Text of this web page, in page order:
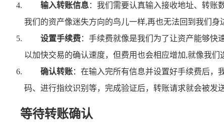
输入转账信息：我们需要认真输入接收地址、转账
我们的资产像迷失方向的鸟儿一样,再也无法回到我们身
设置手续费：手续费就像是我们为了让资产能够快
以加快交易的确认速度，但费用也会相应增加,就像我们
确认转账：在输入完所有信息并设置好手续费后，
码、进行指纹识别等，完成验证后，转账请求就会被发
等待转账确认